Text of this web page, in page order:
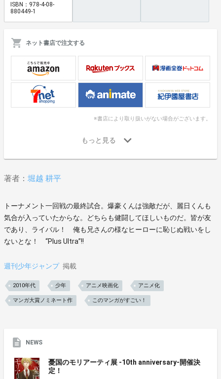
ISBN：978-4-08-
880449-1
ネット書店で注文する
※書店により取り扱いがない場合がございます。
著者： 堀越 耕平
トーナメント一回戦の最終試合。爆豪くんは強敵だが、麗日くんも
気合が入っていたからな。どちらも健闘してほしいものだ。皆が友
であり、ライバル！ 俺も兄さんの様なヒーローに恥じぬ戦いをし
ないとな！ “Plus Ultra”!!
週刊少年ジャンプ 掲載
2010年代 少年 アニメ映画化 アニメ化
マンガ大賞ノミネート作 このマンガがすごい！
NEWS
憂国のモリアーティ展 -10th anniversary-開催決
定！